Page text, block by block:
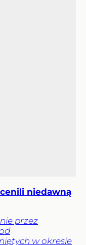
niedawną
przez
w okresie